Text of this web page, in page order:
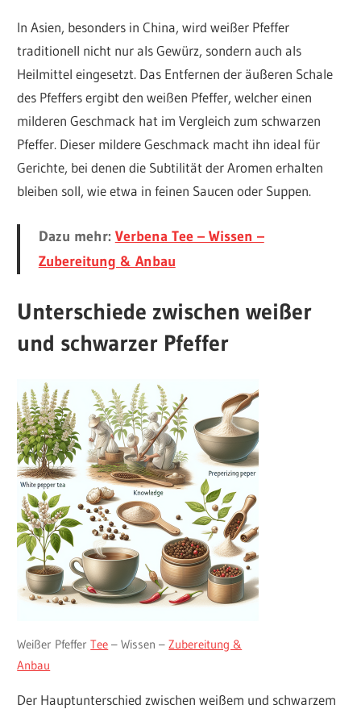
In Asien, besonders in China, wird weißer Pfeffer
traditionell nicht nur als Gewürz, sondern auch als
Heilmittel eingesetzt. Das Entfernen der äußeren Schale
des Pfeffers ergibt den weißen Pfeffer, welcher einen
milderen Geschmack hat im Vergleich zum schwarzen
Pfeffer. Dieser mildere Geschmack macht ihn ideal für
Gerichte, bei denen die Subtilität der Aromen erhalten
bleiben soll, wie etwa in feinen Saucen oder Suppen.
Dazu mehr: Verbena Tee – Wissen –
Zubereitung & Anbau
Unterschiede zwischen weißer
und schwarzer Pfeffer
Weißer PfefferTee – Wissen –Zubereitung &
Anbau
Der Hauptunterschied zwischen weißem und schwarzem